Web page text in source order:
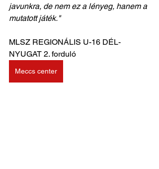
javunkra, de nem ez a lényeg, hanem a
mutatott játék."
MLSZ REGIONÁLIS U-16 DÉL-
NYUGAT 2. forduló
Meccs center